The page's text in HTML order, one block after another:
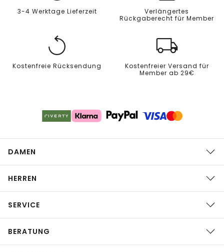
3-4 Werktage Lieferzeit
Verlängertes
Rückgaberecht für Member
Kostenfreie Rücksendung
Kostenfreier Versand für
Member ab 29€
DAMEN
HERREN
SERVICE
BERATUNG